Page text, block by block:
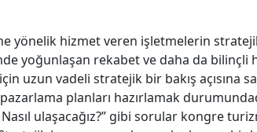
yönelik hizmet veren işletmelerin
yoğunlaşan rekabet ve daha da bilinçli
uzun vadeli stratejik bir bakış açısına
planları hazırlamak
ulaşacağız?” gibi sorular kongre